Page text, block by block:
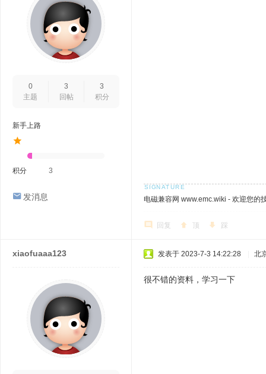
0
主题
3
回帖
3
积分
新手上路
积分 3
发消息 电磁兼容网 www.emc.wiki - 欢迎您的
回复 顶 踩
xiaofuaaa123 发表于 2023-7-3 14:22:28 北
很不错的资料，学习一下